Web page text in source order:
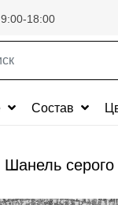
18:00
Состав
Шанель серого